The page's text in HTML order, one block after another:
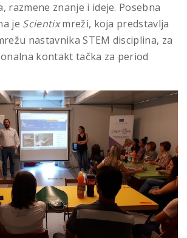
razmene znanje i ideje. Posebna
je Scientixmreži, koja predstavlja
nastavnika STEM disciplina, za
kontakt tačka za period